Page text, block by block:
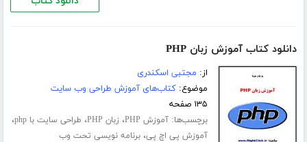
دانلود کتاب آموزش زبان PHP
از: مجتبی اسکندری
موضوع:کتاب‌های آموزش طراحی وب سایت
۱۳۵ صفحه
برچسب‌ها:آموزش PHP ، زبان PHP ، طراحی سایت با php ،
آموزش پی اچ پی،برنامه نویسی تحت وب